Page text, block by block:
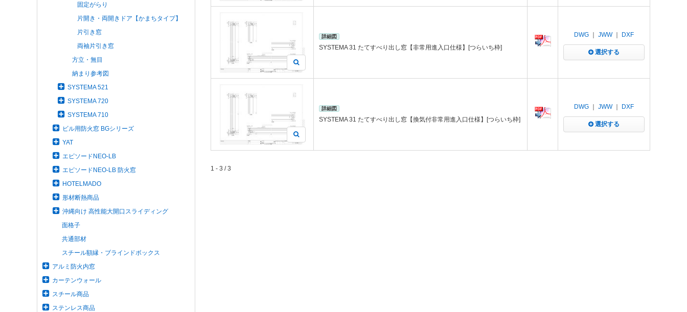
固定がらり
片開き・両開きドア【かまちタイプ】
片引き窓
両袖片引き窓
方立・無目
納まり参考図
SYSTEMA 521
SYSTEMA 720
SYSTEMA 710
ビル用防火窓 BGシリーズ
YAT
エピソードNEO-LB
エピソードNEO-LB 防火窓
HOTELMADO
形材断熱商品
沖縄向け 高性能大開口スライディング
面格子
共通部材
スチール額縁・ブラインドボックス
アルミ防火内窓
カーテンウォール
スチール商品
ステンレス商品
詳細図
SYSTEMA 31 たてすべり出し窓【非常用進入口仕様】[つらいち枠]
DWG JWW｜ DXF
選択する
詳細図
SYSTEMA 31 たてすべり出し窓【換気付非常用進入口仕様】[つらいち枠]
DWG JWW｜ DXF
選択する
1 - 3 / 3